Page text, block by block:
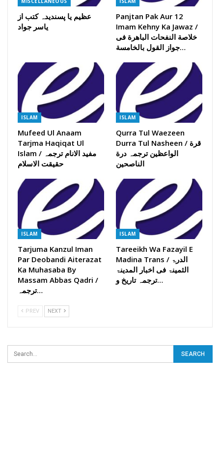
عظیم یا پسندیدہ کتب از
یاسر جواد
Panjtan Pak Aur 12
Imam Kehny Ka Jawaz /
خلاصة النفحات الباھرة فی
جواز القول بالخامسة…
ISLAM
Mufeed Ul Anaam
Tarjma Haqiqat Ul
Islam / مفید الانام ترجمہ
حقیقت الاسلام
ISLAM
Qurra Tul Waezeen
Durra Tul Nasheen / قرة
الواعظین ترجمہ درة
الناصحین
ISLAM
Tarjuma Kanzul Iman
Par Deobandi Aiterazat
Ka Muhasaba By
Massam Abbas Qadri /
ترجمہ…
ISLAM
Tareeikh Wa Fazayil E
Madina Trans / الدرۃ
الثمینۃ فی اخبار المدینۃ
ترجمہ تاریخ و…
PREV NEXT